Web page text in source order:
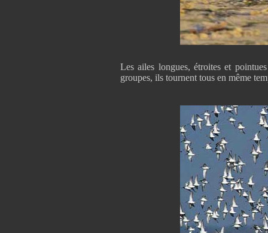
Les ailes longues, étroites et
groupes, ils tournent tous en même